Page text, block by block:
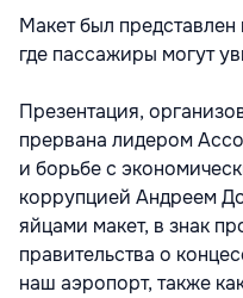
Макет был
где пассажиры могут
Презентация,
прервана лидером
и борьбе с
коррупцией Андреем
яйцами макет, в знак
правительства о
наш аэропорт, также